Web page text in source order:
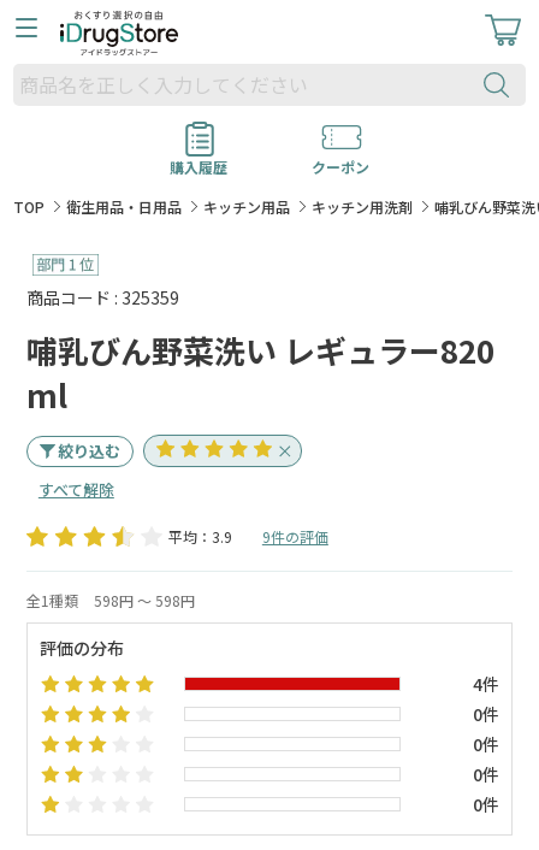
購入履歴
クーポン
TOP
衛生用品・日用品 キッチン用品 キッチン用洗剤 哺乳びん野菜
商品コード : 325359
哺乳びん野菜洗い レギュラー820
ml
絞り込む
すべて解除
平均：3.9 9件の評価
全1種類 598円 ～ 598円
評価の分布
4件
0件
0件
0件
0件